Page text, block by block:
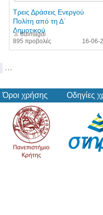
895 προβολές
Τρεις Δράσεις Ενεργού
Πολίτη από τη Δ΄
Δημοτικού
8dimagdi
16-06-
…
Όροι χρήσης Οδηγίες